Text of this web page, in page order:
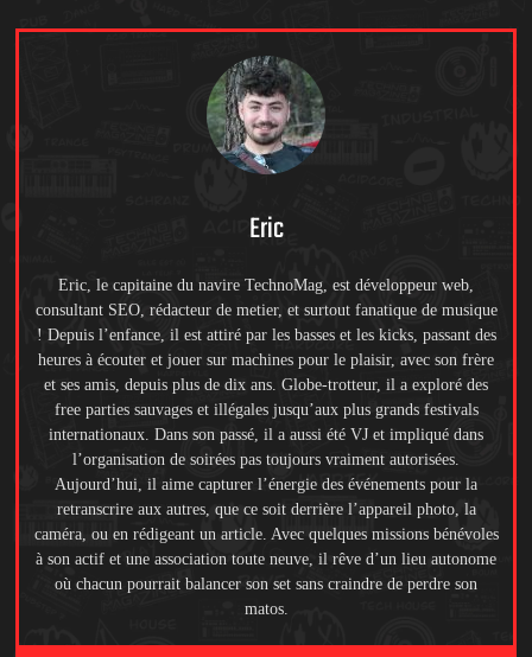
Eric
Eric, le capitaine du navire TechnoMag, est développeur web,
consultant SEO, rédacteur de metier, et surtout fanatique de musique
! Depuis l’enfance, il est attiré par les basses et les kicks, passant des
heures à écouter et jouer sur machines pour le plaisir, avec son frère
et ses amis, depuis plus de dix ans. Globe-trotteur, il a exploré des
free parties sauvages et illégales jusqu’aux plus grands festivals
internationaux. Dans son passé, il a aussi été VJ et impliqué dans
l’organisation de soirées pas toujours vraiment autorisées.
Aujourd’hui, il aime capturer l’énergie des événements pour la
retranscrire aux autres, que ce soit derrière l’appareil photo, la
caméra, ou en rédigeant un article. Avec quelques missions bénévoles
à son actif et une association toute neuve, il rêve d’un lieu autonome
où chacun pourrait balancer son set sans craindre de perdre son
matos.